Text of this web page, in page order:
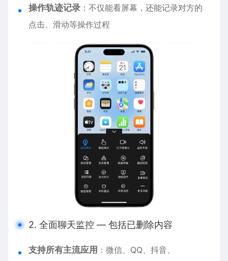
操作轨迹记录 ：不仅能看屏幕，还能记录对方的
点击、滑动等操作过程
2. 全面聊天监控 — 包括已删除内容
支持所有主流应用 ：微信、QQ、抖音、